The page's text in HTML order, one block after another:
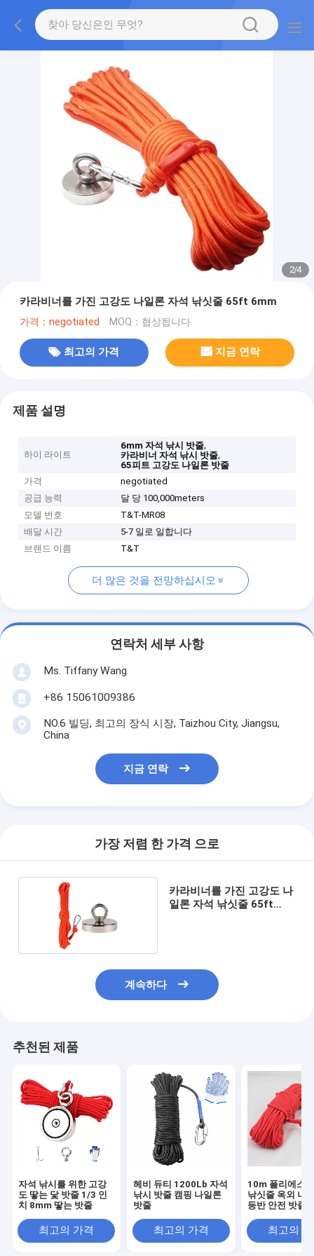
2/4
카라비너를 가진 고강도 나일론 자석 낚싯줄 65ft 6mm
가격：negotiated MOQ：협상됩니다
최고의 가격 지금 연락
제품 설명
하이 라이트
6mm 자석 낚시 밧줄,
카라비너 자석 낚시 밧줄,
65피트 고강도 나일론 밧줄
가격
negotiated
공급 능력
달 당 100,000meters
모델 번호
T&T-MR08
배달 시간
5-7 일로 일합니다
브랜드 이름
T&T
더 많은 것을 전망하십시오
연락처 세부 사항
Ms. Tiffany Wang
+86 15061009386
NO.6 빌딩, 최고의 장식 시장, Taizhou City, Jiangsu,
China
지금 연락
가장 저렴 한 가격 으로
카라비너를 가진 고강도 나
일론 자석 낚싯줄 65ft
계속하다
추천된 제품
자석 낚시를 위한 고강
도 땋는 닻 밧줄 1/3 인
치 8mm 땋는 밧줄
최고의 가격
헤비 듀티 1200Lb 자석
낚시 밧줄 캠핑 나일론
밧줄
최고의 가격
10m 폴리에스
낚싯줄 옥외 나
등반 안전 밧줄
최고의